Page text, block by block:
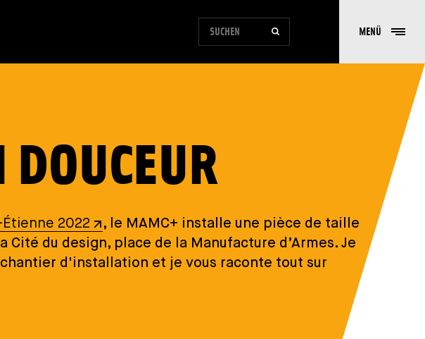
FORMULAIRE DE RECHERCHE DU SITE MENÜ
DOUCEUR
2022
, le MAMC+ installe une pièce de taille
Cité du design, place de la Manufacture d’Armes. Je
d'installation et je vous raconte tout sur